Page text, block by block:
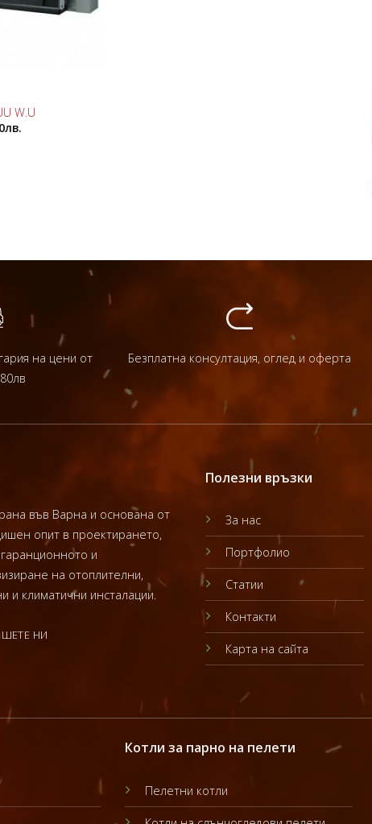
W.U
лв.
на цени от
Безплатна консултация, оглед и оферта
във Варна и основана от
опит в проектирането,
и
на отоплителни,
и климатични инсталации.
НИ
Полезни връзки
За нас
Портфолио
Статии
Контакти
Карта на сайта
Котли за парно на пелети
Пелетни котли